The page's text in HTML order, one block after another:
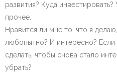
развития? Куда инвестировать?
прочее.
Нравится ли мне то, что я
любопытно? И интересно?
сделать, чтобы снова стало
убрать?